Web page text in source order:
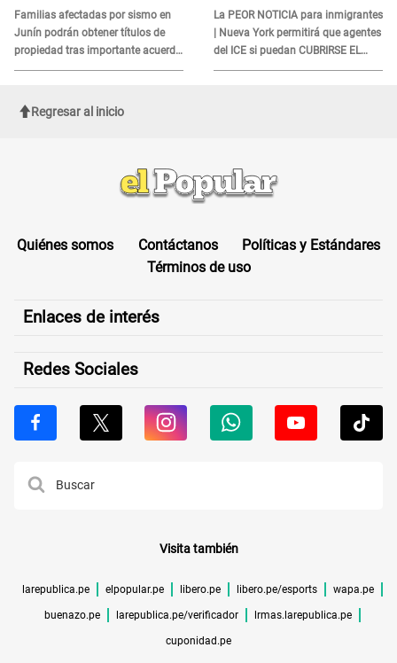
Familias afectadas por sismo en
Junín podrán obtener títulos de
propiedad tras importante acuerdo
de Cofopri
DOCUMENTO
La PEOR NOTICIA para inmigrantes
| Nueva York permitirá que agentes
del ICE si puedan CUBRIRSE EL
ROSTRO
Regresar al inicio
Quiénes somos Contáctanos
Políticas y Estándares
Términos de uso
Enlaces de interés
Redes Sociales
Visita también
larepublica.pe elpopular.pe libero.pe libero.pe/esports wapa.pe
buenazo.pe larepublica.pe/verificador lrmas.larepublica.pe
cuponidad.pe